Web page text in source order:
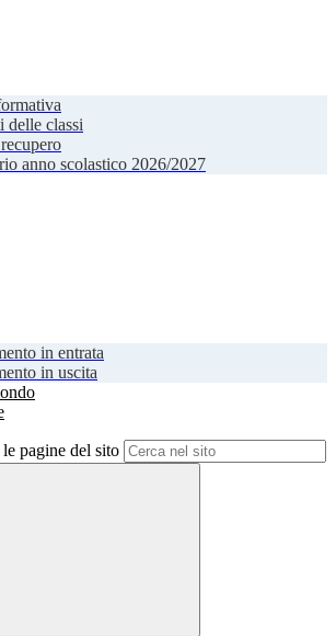
delle classi
anno scolastico 2026/2027
in entrata
in uscita
pagine del sito